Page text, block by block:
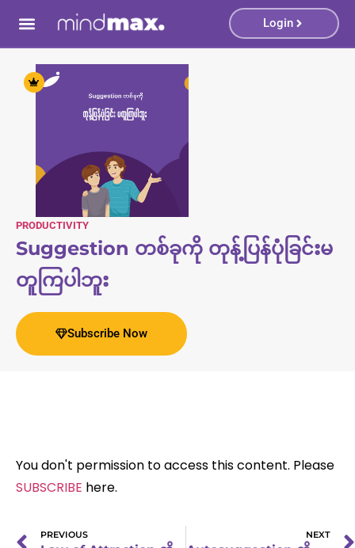
เว็บซื้อหวย casino sitesGalabet
Login
PRODUCTIVITY
Suggestion တစ်ခုကို တုန့်ပြန်ပုံခြင်းမ
တူကြပါဘူး
Subscribe Now
You don't permission to access this content. Please
SUBSCRIBE here.
PREVIOUS NEXT